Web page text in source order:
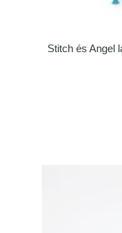
Stitch és Angel